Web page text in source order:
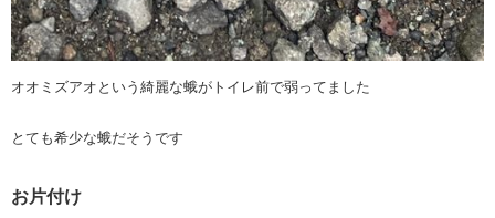
オオミズアオという綺麗な蛾がトイレ前で弱ってました
とても希少な蛾だそうです
お片付け